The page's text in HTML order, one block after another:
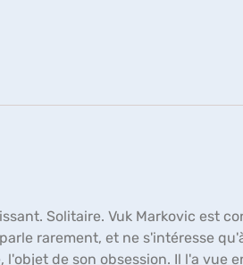
Solitaire. Vuk Markovic est
rarement, et ne s'intéresse
de son obsession. Il l'a vue